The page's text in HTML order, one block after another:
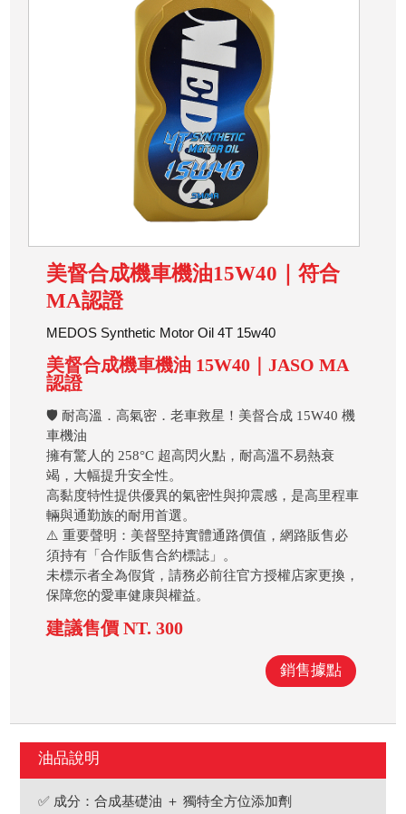
美督合成機車機油15W40｜符合
MA認證
MEDOS Synthetic Motor Oil 4T 15w40
美督合成機車機油 15W40｜JASO MA
認證
🛡️ 耐高溫．高氣密．老車救星！美督合成 15W40 機
車機油
擁有驚人的 258°C 超高閃火點，耐高溫不易熱衰
竭，大幅提升安全性。
高黏度特性提供優異的氣密性與抑震感，是高里程車
輛與通勤族的耐用首選。
⚠️ 重要聲明：美督堅持實體通路價值，網路販售必
須持有「合作販售合約標誌」。
未標示者全為假貨，請務必前往官方授權店家更換，
保障您的愛車健康與權益。
建議售價 NT. 300
銷售據點
油品說明
✅ 成分：合成基礎油 ＋ 獨特全方位添加劑